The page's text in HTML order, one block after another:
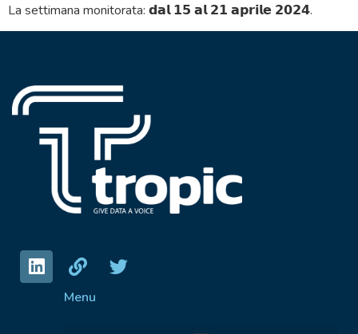
La settimana monitorata: 𝗱𝗮𝗹 𝟭𝟱 𝗮𝗹 𝟮𝟭 𝗮𝗽𝗿𝗶𝗹𝗲 𝟮𝟬𝟮𝟰.
Menu